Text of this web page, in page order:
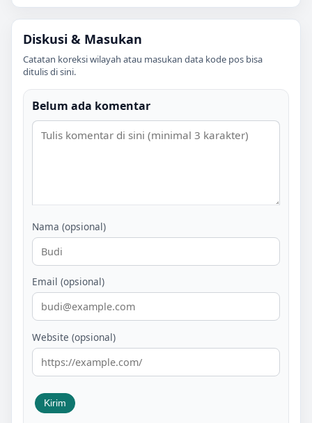
Diskusi & Masukan
Catatan koreksi wilayah atau masukan data kode pos bisa
ditulis di sini.
Belum ada komentar
Nama (opsional)
Email (opsional)
Website (opsional)